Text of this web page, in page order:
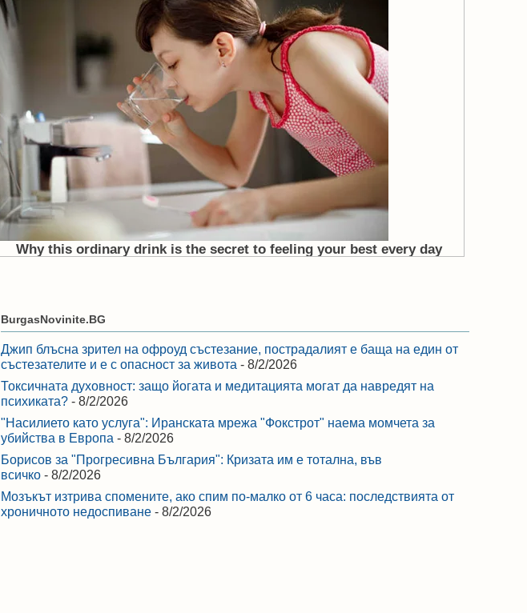
BurgasNovinite.BG
Джип блъсна зрител на офроуд състезание, пострадалият е баща на един от
състезателите и е с опасност за живота - 8/2/2026
Токсичната духовност: защо йогата и медитацията могат да навредят на
психиката? - 8/2/2026
"Насилието като услуга": Иранската мрежа "Фокстрот" наема момчета за
убийства в Европа - 8/2/2026
Борисов за "Прогресивна България": Кризата им е тотална, във
всичко - 8/2/2026
Мозъкът изтрива спомените, ако спим по-малко от 6 часа: последствията от
хроничното недоспиване - 8/2/2026